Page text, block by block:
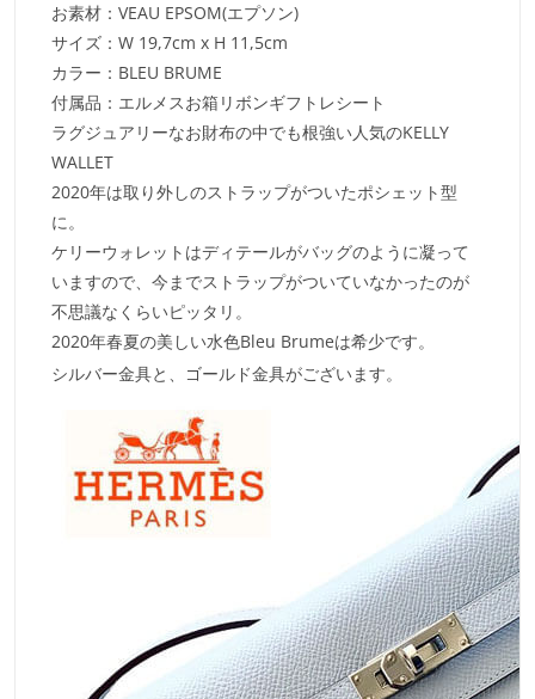
お素材：VEAU EPSOM(エプソン)
サイズ：W 19,7cm x H 11,5cm
カラー：BLEU BRUME
付属品：エルメスお箱リボンギフトレシート
ラグジュアリーなお財布の中でも根強い人気のKELLY
WALLET
2020年は取り外しのストラップがついたポシェット型
に。
ケリーウォレットはディテールがバッグのように凝って
いますので、今までストラップがついていなかったのが
不思議なくらいピッタリ。
2020年春夏の美しい水色Bleu Brumeは希少です。
シルバー金具と、ゴールド金具がございます。